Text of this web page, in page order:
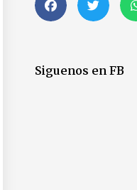
Siguenos en FB